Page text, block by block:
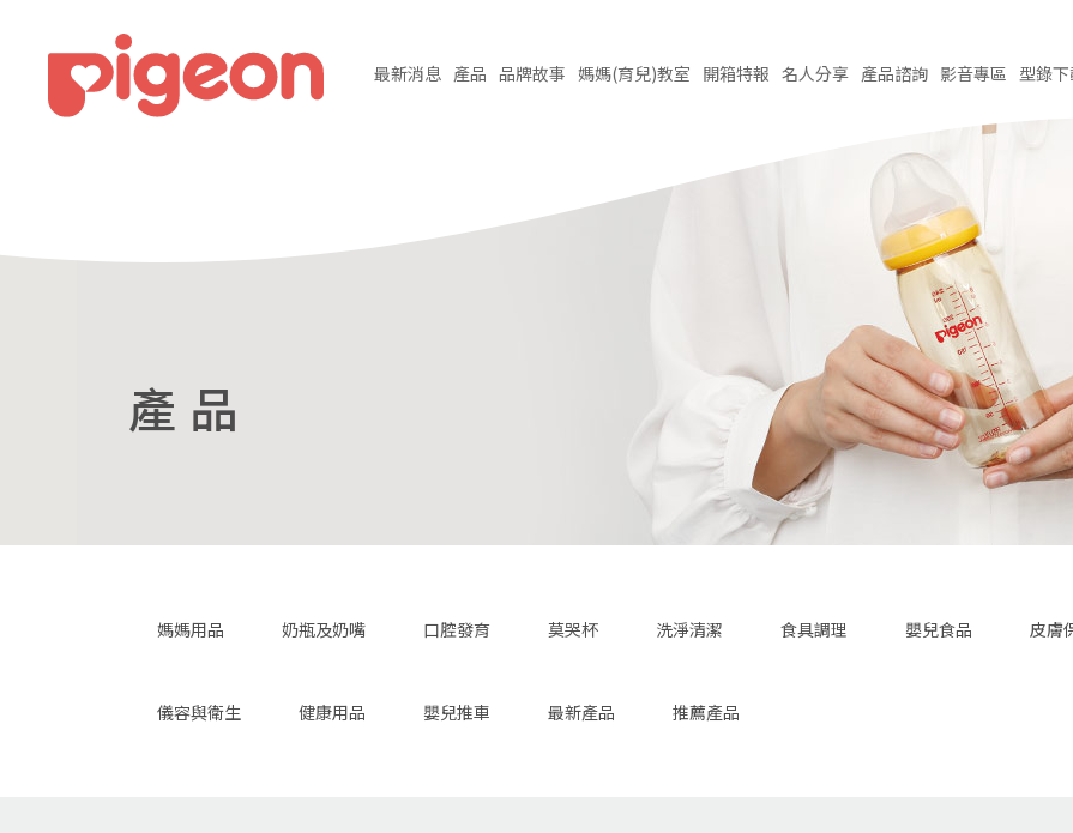
最新消息 產品 品牌故事 媽媽(育兒)教室 開箱特報 名人分享 產品諮詢 影音專區 型錄下
產 品
媽媽用品 奶瓶及奶嘴 口腔發育 莫哭杯 洗淨清潔 食具調理 嬰兒食品 皮膚
儀容與衛生 健康用品 嬰兒推車 最新產品 推薦產品